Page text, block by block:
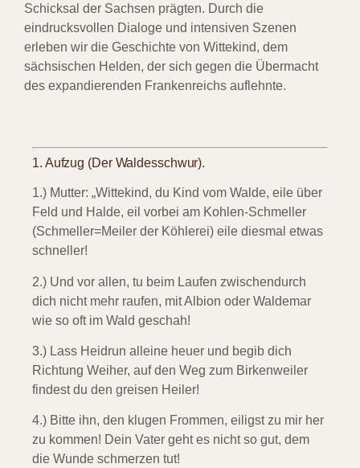
Schicksal der Sachsen prägten. Durch die
eindrucksvollen Dialoge und intensiven Szenen
erleben wir die Geschichte von Wittekind, dem
sächsischen Helden, der sich gegen die Übermacht
des expandierenden Frankenreichs auflehnte.
1. Aufzug (Der Waldesschwur).
1.) Mutter: „Wittekind, du Kind vom Walde, eile über
Feld und Halde, eil vorbei am Kohlen-Schmeller
(Schmeller=Meiler der Köhlerei) eile diesmal etwas
schneller!
2.) Und vor allen, tu beim Laufen zwischendurch
dich nicht mehr raufen, mit Albion oder Waldemar
wie so oft im Wald geschah!
3.) Lass Heidrun alleine heuer und begib dich
Richtung Weiher, auf den Weg zum Birkenweiler
findest du den greisen Heiler!
4.) Bitte ihn, den klugen Frommen, eiligst zu mir her
zu kommen! Dein Vater geht es nicht so gut, dem
die Wunde schmerzen tut!